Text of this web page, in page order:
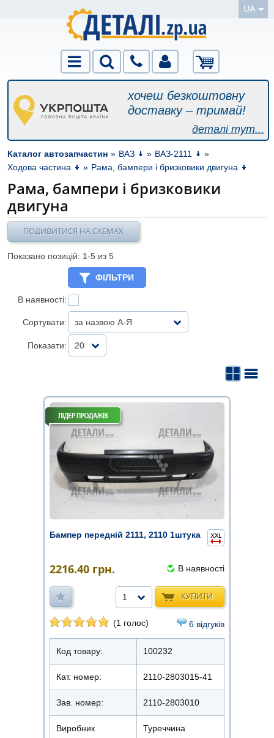
UA
хочеш безкоштовну
доставку – тримай!
деталі тут...
Каталог автозапчастин » ВАЗ » ВАЗ-2111
»
Ходова частина
» Рама, бампери і бризковики двигуна
Рама, бампери і бризковики
двигуна
ПОДИВИТИСЯ НА СХЕМАХ
Показано позицій: 1-5 из 5
ФІЛЬТРИ
В наявності:
Сортувати: за назвою А-Я
Показати: 20
Бампер передній 2111, 2110 1штука
2216.40 грн. В наявності
КУПИТИ
1
(1 голос) 6 відгуків
Код товару: 100232
Кат. номер: 2110-2803015-41
Зав. номер: 2110-2803010
Виробник Туреччина